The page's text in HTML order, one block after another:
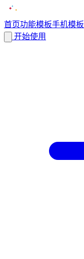
首页功能模板手机模板
开始使用